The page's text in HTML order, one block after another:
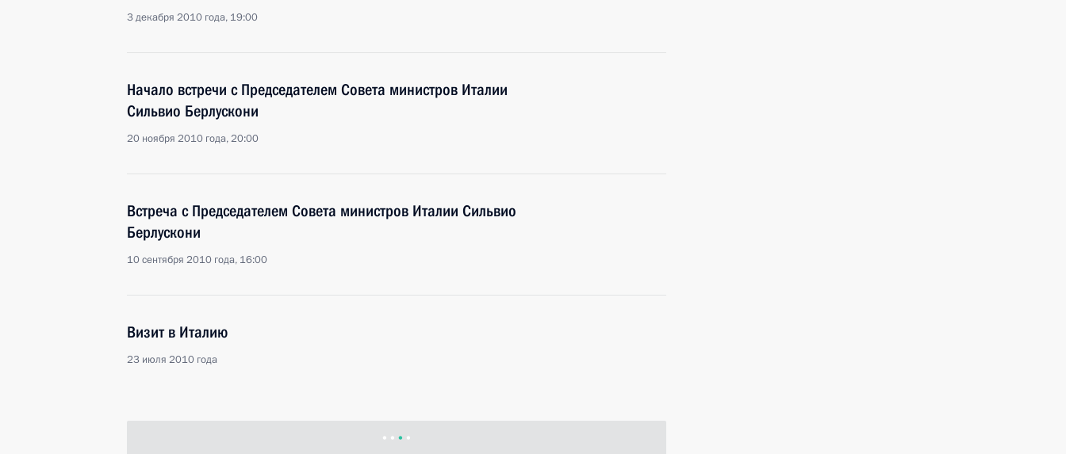
3 декабря 2010 года, 19:00
Начало встречи с Председателем Совета министров Италии
Сильвио Берлускони
20 ноября 2010 года, 20:00
Встреча с Председателем Совета министров Италии Сильвио
Берлускони
10 сентября 2010 года, 16:00
Визит в Италию
23 июля 2010 года